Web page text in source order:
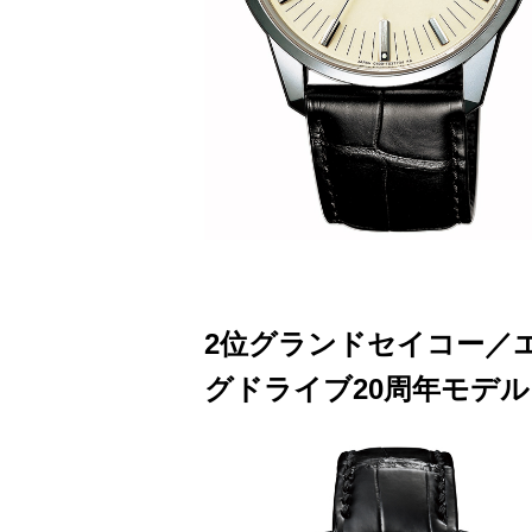
2位グランドセイコー／
グドライブ20周年モデ